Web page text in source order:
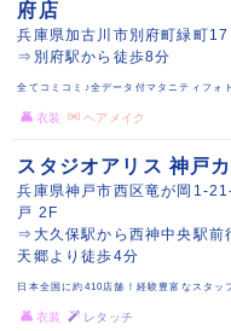
府店
兵庫県加古川市別府町緑町17
⇒別府駅から徒歩8分
全てコミコミ♪全データ付マタニティフォト
衣装 ヘアメイク
スタジオアリス 神戸
兵庫県神戸市西区竜が岡1-
戸 2F
⇒大久保駅から西神中央駅
天郷より徒歩4分
日本全国に約410店舗！経験豊富なスタッ
衣装 レタッチ